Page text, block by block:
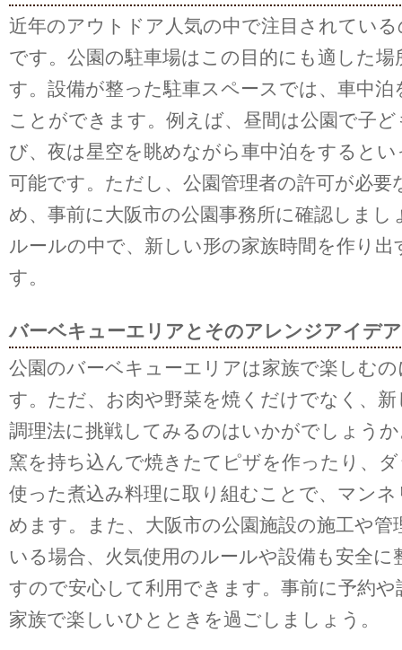
近年のアウトドア人気の中で注目されてい
です。公園の駐車場はこの目的にも適した場
す。設備が整った駐車スペースでは、車中泊
ことができます。例えば、昼間は公園で子
び、夜は星空を眺めながら車中泊をすると
可能です。ただし、公園管理者の許可が必要
め、事前に大阪市の公園事務所に確認しまし
ルールの中で、新しい形の家族時間を作り
す。
バーベキューエリアとそのアレンジアイデア
公園のバーベキューエリアは家族で楽しむ
す。ただ、お肉や野菜を焼くだけでなく、
調理法に挑戦してみるのはいかがでしょう
窯を持ち込んで焼きたてピザを作ったり、
使った煮込み料理に取り組むことで、マン
めます。また、大阪市の公園施設の施工や管
いる場合、火気使用のルールや設備も安全に
すので安心して利用できます。事前に予約や
家族で楽しいひとときを過ごしましょう。